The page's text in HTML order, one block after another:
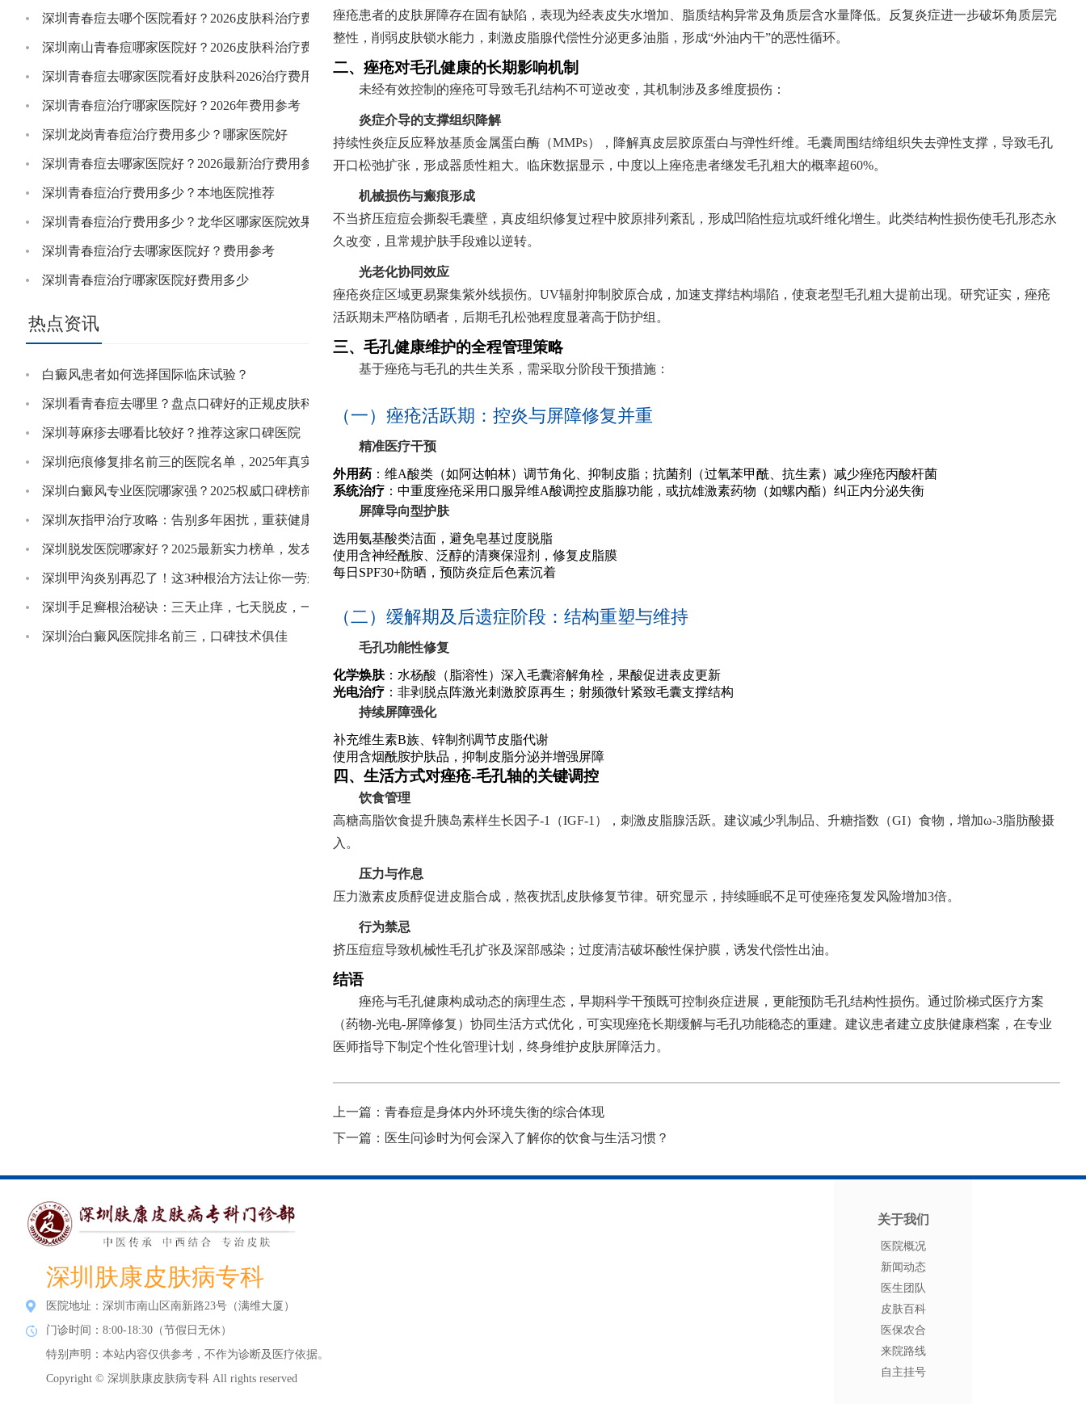
深圳青春痘去哪个医院看好？2026皮肤科治疗费用参考指南
深圳南山青春痘哪家医院好？2026皮肤科治疗费用明细
深圳青春痘去哪家医院看好皮肤科2026治疗费用参考
深圳青春痘治疗哪家医院好？2026年费用参考
深圳龙岗青春痘治疗费用多少？哪家医院好
深圳青春痘去哪家医院好？2026最新治疗费用参考
深圳青春痘治疗费用多少？本地医院推荐
深圳青春痘治疗费用多少？龙华区哪家医院效果好
深圳青春痘治疗去哪家医院好？费用参考
深圳青春痘治疗哪家医院好费用多少
热点资讯
白癜风患者如何选择国际临床试验？
深圳看青春痘去哪里？盘点口碑好的正规皮肤科，祛痘快不留印
深圳荨麻疹去哪看比较好？推荐这家口碑医院
深圳疤痕修复排名前三的医院名单，2025年真实患者口碑推荐
深圳白癜风专业医院哪家强？2025权威口碑榜前五揭晓
深圳灰指甲治疗攻略：告别多年困扰，重获健康美甲！
深圳脱发医院哪家好？2025最新实力榜单，发友必看
深圳甲沟炎别再忍了！这3种根治方法让你一劳永逸
深圳手足癣根治秘诀：三天止痒，七天脱皮，一个月彻底不复发！
深圳治白癜风医院排名前三，口碑技术俱佳
痤疮患者的皮肤屏障存在固有缺陷，表现为经表皮失水增加、脂质结构异常及角质层含水量降低。反复炎症进一步破坏角质层完
整性，削弱皮肤锁水能力，刺激皮脂腺代偿性分泌更多油脂，形成“外油内干”的恶性循环。
二、痤疮对毛孔健康的长期影响机制
未经有效控制的痤疮可导致毛孔结构不可逆改变，其机制涉及多维度损伤：
炎症介导的支撑组织降解
持续性炎症反应释放基质金属蛋白酶（MMPs），降解真皮层胶原蛋白与弹性纤维。毛囊周围结缔组织失去弹性支撑，导致毛孔
开口松弛扩张，形成器质性粗大。临床数据显示，中度以上痤疮患者继发毛孔粗大的概率超60%。
机械损伤与瘢痕形成
不当挤压痘痘会撕裂毛囊壁，真皮组织修复过程中胶原排列紊乱，形成凹陷性痘坑或纤维化增生。此类结构性损伤使毛孔形态永
久改变，且常规护肤手段难以逆转。
光老化协同效应
痤疮炎症区域更易聚集紫外线损伤。UV辐射抑制胶原合成，加速支撑结构塌陷，使衰老型毛孔粗大提前出现。研究证实，痤疮
活跃期未严格防晒者，后期毛孔松弛程度显著高于防护组。
三、毛孔健康维护的全程管理策略
基于痤疮与毛孔的共生关系，需采取分阶段干预措施：
（一）痤疮活跃期：控炎与屏障修复并重
精准医疗干预
外用药 ：维A酸类（如阿达帕林）调节角化、抑制皮脂；抗菌剂（过氧苯甲酰、抗生素）减少痤疮丙酸杆菌
系统治疗 ：中重度痤疮采用口服异维A酸调控皮脂腺功能，或抗雄激素药物（如螺内酯）纠正内分泌失衡
屏障导向型护肤
选用氨基酸类洁面，避免皂基过度脱脂
使用含神经酰胺、泛醇的清爽保湿剂，修复皮脂膜
每日SPF30+防晒，预防炎症后色素沉着
（二）缓解期及后遗症阶段：结构重塑与维持
毛孔功能性修复
化学焕肤：水杨酸（脂溶性）深入毛囊溶解角栓，果酸促进表皮更新
光电治疗 ：非剥脱点阵激光刺激胶原再生；射频微针紧致毛囊支撑结构
持续屏障强化
补充维生素B族、锌制剂调节皮脂代谢
使用含烟酰胺护肤品，抑制皮脂分泌并增强屏障
四、生活方式对痤疮-毛孔轴的关键调控
饮食管理
高糖高脂饮食提升胰岛素样生长因子-1（IGF-1），刺激皮脂腺活跃。建议减少乳制品、升糖指数（GI）食物，增加ω-3脂肪酸摄
入。
压力与作息
压力激素皮质醇促进皮脂合成，熬夜扰乱皮肤修复节律。研究显示，持续睡眠不足可使痤疮复发风险增加3倍。
行为禁忌
挤压痘痘导致机械性毛孔扩张及深部感染；过度清洁破坏酸性保护膜，诱发代偿性出油。
结语
痤疮与毛孔健康构成动态的病理生态，早期科学干预既可控制炎症进展，更能预防毛孔结构性损伤。通过阶梯式医疗方案
（药物-光电-屏障修复）协同生活方式优化，可实现痤疮长期缓解与毛孔功能稳态的重建。建议患者建立皮肤健康档案，在专业
医师指导下制定个性化管理计划，终身维护皮肤屏障活力。
上一篇： 青春痘是身体内外环境失衡的综合体现
下一篇： 医生问诊时为何会深入了解你的饮食与生活习惯？
深圳肤康皮肤病专科
医院地址：深圳市南山区南新路23号（满维大厦）
门诊时间：8:00-18:30（节假日无休）
特别声明：本站内容仅供参考，不作为诊断及医疗依据。
Copyright © 深圳肤康皮肤病专科 All rights reserved
关于我们
医院概况
新闻动态
医生团队
皮肤百科
医保农合
来院路线
自主挂号